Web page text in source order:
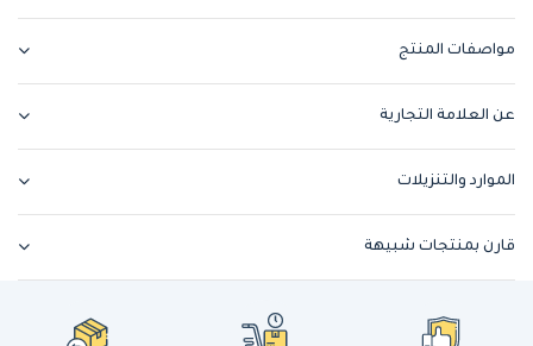
مواصفات المنتج
عن العلامة التجارية
الموارد والتنزيلات
قارن بمنتجات شبيهة